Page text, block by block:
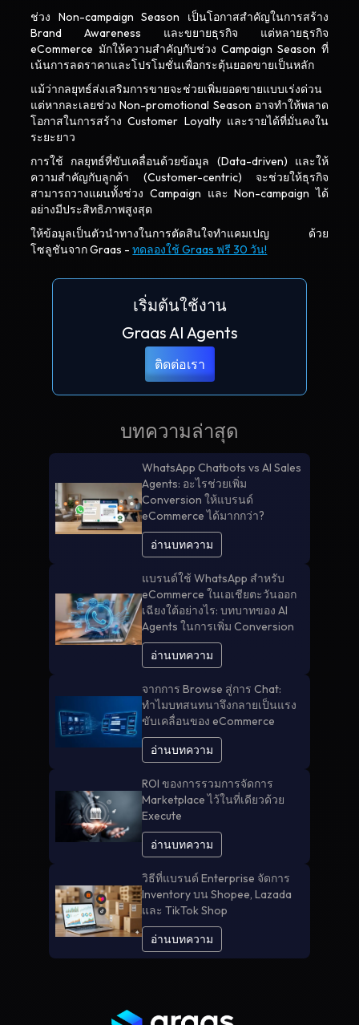
ช่วง Non-campaign Season เป็นโอกาสสำคัญในการสร้าง
Brand Awareness และขยายธุรกิจ แต่หลายธุรกิจ
eCommerce มักให้ความสำคัญกับช่วง Campaign Season ที่
เน้นการลดราคาและโปรโมชั่นเพื่อกระตุ้นยอดขายเป็นหลัก
แม้ว่ากลยุทธ์ส่งเสริมการขายจะช่วยเพิ่มยอดขายแบบเร่งด่วน
แต่หากละเลยช่วง Non-promotional Season อาจทำให้พลาด
โอกาสในการสร้าง Customer Loyalty และรายได้ที่มั่นคงใน
ระยะยาว
การใช้ กลยุทธ์ที่ขับเคลื่อนด้วยข้อมูล (Data-driven) และให้
ความสำคัญกับลูกค้า (Customer-centric) จะช่วยให้ธุรกิจ
สามารถวางแผนทั้งช่วง Campaign และ Non-campaign ได้
อย่างมีประสิทธิภาพสูงสุด
ให้ข้อมูลเป็นตัวนำทางในการตัดสินใจทำแคมเปญ ด้วย
โซลูชันจาก Graas -ทดลองใช้ Graas ฟรี 30 วัน!
เริ่มต้นใช้งาน
Graas AI Agents
ติดต่อเรา
บทความล่าสุด
WhatsApp Chatbots vs AI Sales
Agents: อะไรช่วยเพิ่ม
Conversion ให้แบรนด์
eCommerce ได้มากกว่า?
อ่านบทความ
แบรนด์ใช้ WhatsApp สำหรับ
eCommerce ในเอเชียตะวันออก
เฉียงใต้อย่างไร: บทบาทของ AI
Agents ในการเพิ่ม Conversion
อ่านบทความ
จากการ Browse สู่การ Chat:
ทำไมบทสนทนาจึงกลายเป็นแรง
ขับเคลื่อนของ eCommerce
อ่านบทความ
ROI ของการรวมการจัดการ
Marketplace ไว้ในที่เดียวด้วย
Execute
อ่านบทความ
วิธีที่แบรนด์ Enterprise จัดการ
Inventory บน Shopee, Lazada
และ TikTok Shop
อ่านบทความ